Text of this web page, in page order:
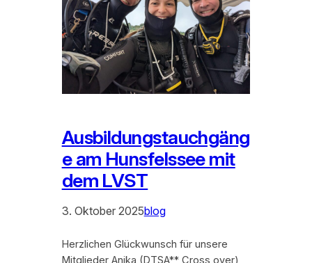
Ausbildungstauchgäng
e am Hunsfelssee mit
dem LVST
3. Oktober 2025blog
Herzlichen Glückwunsch für unsere
Mitglieder Anika (DTSA** Cross over)